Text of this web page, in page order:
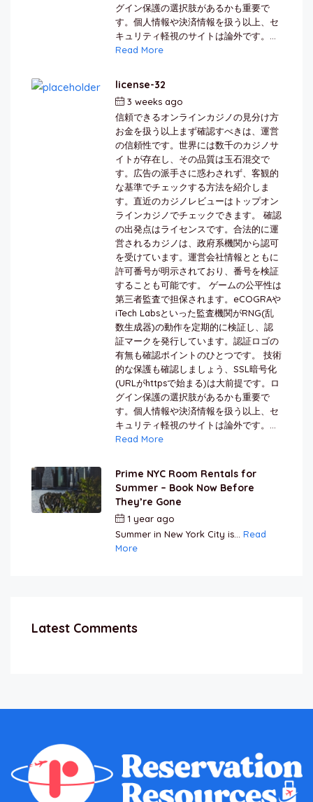
グイン保護の選択肢があるかも重要で
す。個人情報や決済情報を扱う以上、セ
キュリティ軽視のサイトは論外です。...
Read More
license-32
3 weeks ago
信頼できるオンラインカジノの見分け方
お金を扱う以上まず確認すべきは、運営
の信頼性です。世界には数千のカジノサ
イトが存在し、その品質は玉石混交で
す。広告の派手さに惑わされず、客観的
な基準でチェックする方法を紹介しま
す。直近のカジノレビューはトップオン
ラインカジノでチェックできます。 確認
の出発点はライセンスです。合法的に運
営されるカジノは、政府系機関から認可
を受けています。運営会社情報とともに
許可番号が明示されており、番号を検証
することも可能です。 ゲームの公平性は
第三者監査で担保されます。eCOGRAや
iTech Labsといった監査機関がRNG(乱
数生成器)の動作を定期的に検証し、認
証マークを発行しています。認証ロゴの
有無も確認ポイントのひとつです。 技術
的な保護も確認しましょう、SSL暗号化
(URLがhttpsで始まる)は大前提です。ロ
グイン保護の選択肢があるかも重要で
す。個人情報や決済情報を扱う以上、セ
キュリティ軽視のサイトは論外です。...
Read More
Prime NYC Room Rentals for
Summer – Book Now Before
They’re Gone
1 year ago
Summer in New York City is... Read
More
Latest Comments